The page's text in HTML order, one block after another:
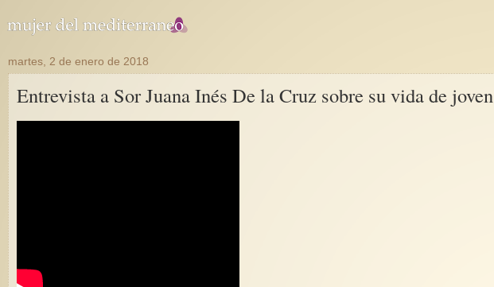
martes, 2 de enero de 2018
Entrevista a Sor Juana Inés De la Cruz sobre su vida de joven